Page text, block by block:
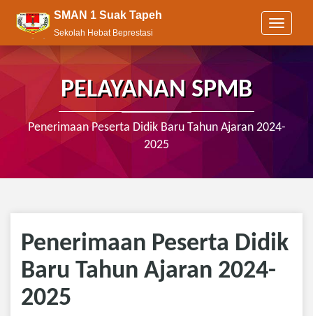
T
o
a
a
n
SMAN 1 Suak Tapeh
Sekolah Hebat Beprestasi
PELAYANAN SPMB
Penerimaan Peserta Didik Baru Tahun Ajaran 2024-
2025
Penerimaan Peserta Didik
Baru Tahun Ajaran 2024-
2025